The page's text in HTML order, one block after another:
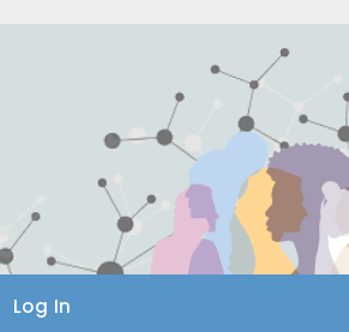
Log In